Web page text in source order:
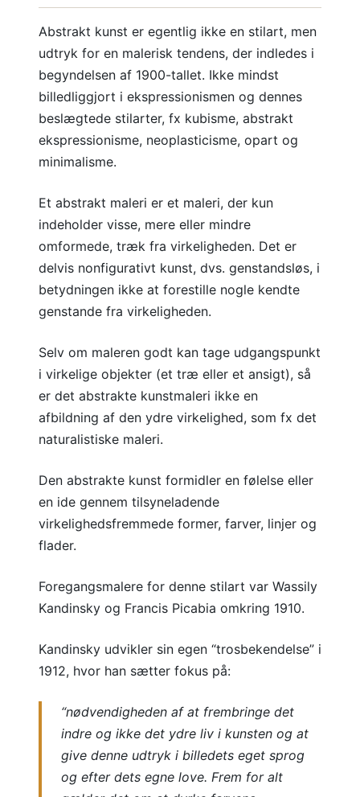
Abstrakt kunst er egentlig ikke en stilart, men
udtryk for en malerisk tendens, der indledes i
begyndelsen af 1900-tallet. Ikke mindst
billedliggjort i ekspressionismen og dennes
beslægtede stilarter, fx kubisme, abstrakt
ekspressionisme, neoplasticisme, opart og
minimalisme.
Et abstrakt maleri er et maleri, der kun
indeholder visse, mere eller mindre
omformede, træk fra virkeligheden. Det er
delvis nonfigurativt kunst, dvs. genstandsløs, i
betydningen ikke at forestille nogle kendte
genstande fra virkeligheden.
Selv om maleren godt kan tage udgangspunkt
i virkelige objekter (et træ eller et ansigt), så
er det abstrakte kunstmaleri ikke en
afbildning af den ydre virkelighed, som fx det
naturalistiske maleri.
Den abstrakte kunst formidler en følelse eller
en ide gennem tilsyneladende
virkelighedsfremmede former, farver, linjer og
flader.
Foregangsmalere for denne stilart var Wassily
Kandinsky og Francis Picabia omkring 1910.
Kandinsky udvikler sin egen “trosbekendelse” i
1912, hvor han sætter fokus på:
“nødvendigheden af at frembringe det
indre og ikke det ydre liv i kunsten og at
give denne udtryk i billedets eget sprog
og efter dets egne love. Frem for alt